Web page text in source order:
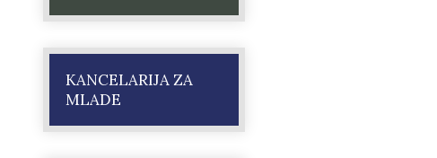
KANCELARIJA ZA
MLADE